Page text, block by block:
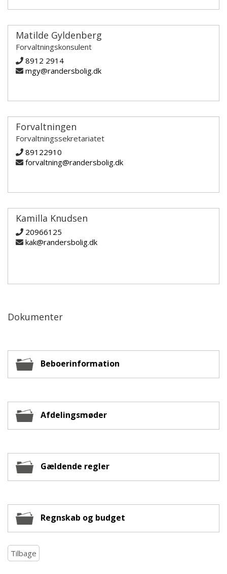
Matilde Gyldenberg
Forvaltningskonsulent
8912 2914
mgy@randersbolig.dk
Forvaltningen
Forvaltningssekretariatet
89122910
forvaltning@randersbolig.dk
Kamilla Knudsen
20966125
kak@randersbolig.dk
Dokumenter
Beboerinformation
Afdelingsmøder
Gældende regler
Regnskab og budget
Tilbage